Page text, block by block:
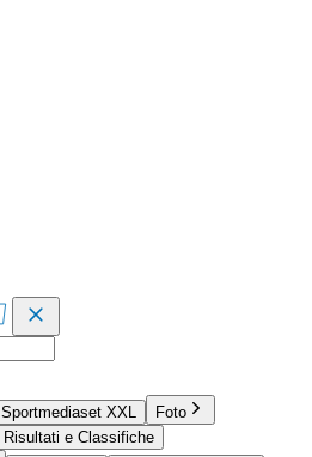
Sportmediaset XXL
Foto
Risultati e Classifiche